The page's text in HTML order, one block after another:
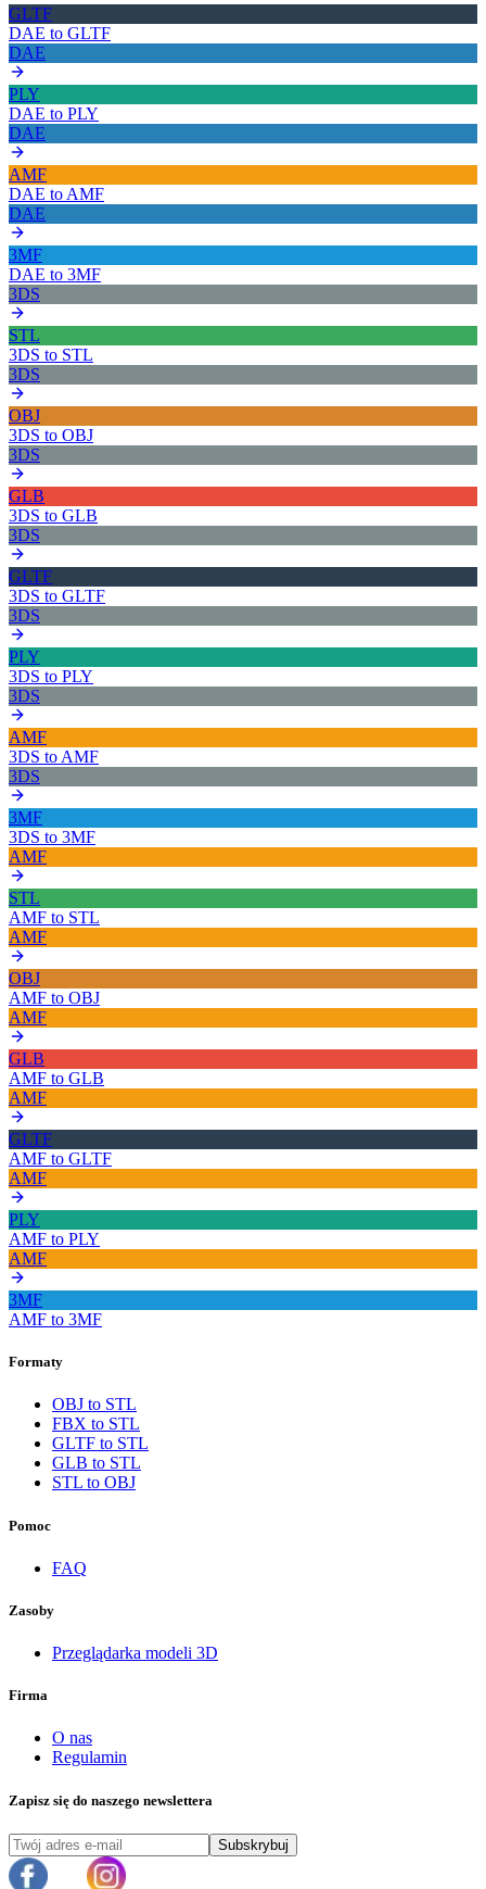
GLTF
DAE to GLTF
DAE
PLY
DAE to PLY
DAE
AMF
DAE to AMF
DAE
3MF
DAE to 3MF
3DS
STL
3DS to STL
3DS
OBJ
3DS to OBJ
3DS
GLB
3DS to GLB
3DS
GLTF
3DS to GLTF
3DS
PLY
3DS to PLY
3DS
AMF
3DS to AMF
3DS
3MF
3DS to 3MF
AMF
STL
AMF to STL
AMF
OBJ
AMF to OBJ
AMF
GLB
AMF to GLB
AMF
GLTF
AMF to GLTF
AMF
PLY
AMF to PLY
AMF
3MF
AMF to 3MF
Formaty
OBJ to STL
FBX to STL
GLTF to STL
GLB to STL
STL to OBJ
Pomoc
FAQ
Zasoby
Przeglądarka modeli 3D
Firma
O nas
Regulamin
Zapisz się do naszego newslettera
Subskrybuj